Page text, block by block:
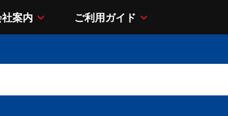
社案内 ご利用ガイド